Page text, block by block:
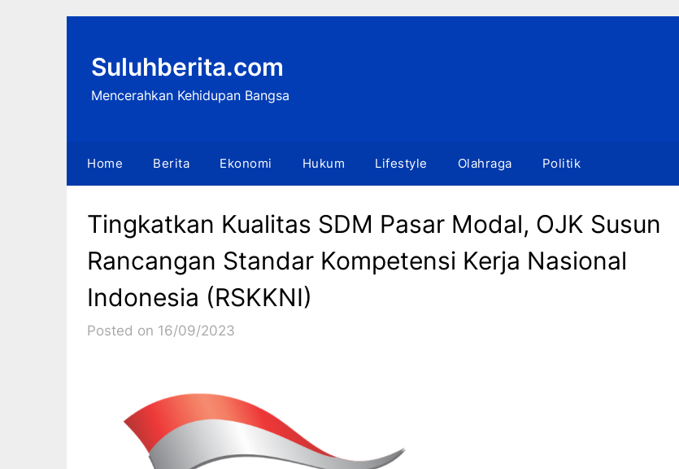
Suluhberita.com
Mencerahkan Kehidupan Bangsa
Home Berita Ekonomi Hukum Lifestyle Olahraga Politik
Tingkatkan Kualitas SDM Pasar Modal, OJK Susun
Rancangan Standar Kompetensi Kerja Nasional
Indonesia (RSKKNI)
Posted on 16/09/2023